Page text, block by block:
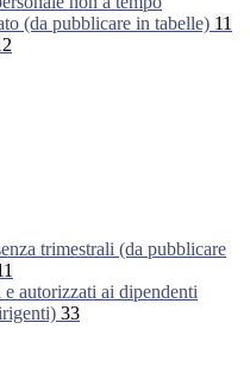
(da pubblicare in tabelle) 11
trimestrali (da pubblicare
autorizzati ai dipendenti
33